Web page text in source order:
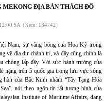
MEKONG ĐỊA BÀN THÁCH ĐỐ
12:00 SA (Xem: 134742)
Nam, sự vắng bóng của Hoa Kỳ trong
về địa dư chánh trị, và đây cũng chính là
chóng lấp đầy. Với sức bành trướng của
nặng trên 5 quốc gia trong lưu vực sông
của Bắc Kinh nhằm “Tây Tạng Hóa
nói theo ngôn từ rất tượng hình của
Institute of Maritime Affairs, đang